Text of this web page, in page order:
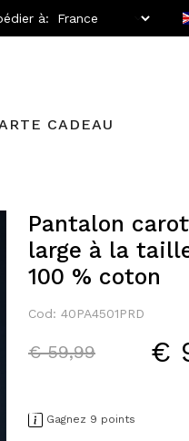
à:
CADEAU
Pantalon
large à la
100 % coton
Cod: 40PA4501PRD
Price reduced
€ 59,99to €
Gagnez 9 points